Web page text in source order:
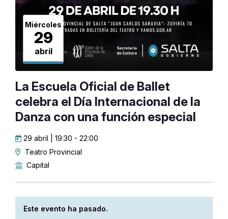
Miércoles
29
abril
La Escuela Oficial de Ballet
celebra el Día Internacional de la
Danza con una función especial
29 abril | 19:30 - 22:00
Teatro Provincial
Capital
Este evento ha pasado.